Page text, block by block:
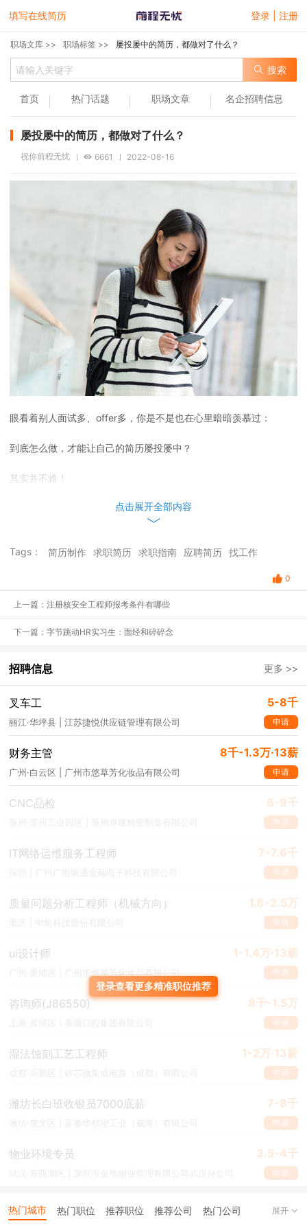
填写在线简历 登录 | 注册
职场文库 >> 职场标签 >> 屡投屡中的简历，都做对了什么？
搜索
首页 热门话题 职场文章 名企招聘信息
屡投屡中的简历，都做对了什么？
祝你前程无忧 6661 2022-08-16
眼看着别人面试多、offer多，你是不是也在心里暗暗羡慕过：
到底怎么做，才能让自己的简历屡投屡中？
其实并不难！
想要顺利通过筛选，得到面试邀约，做好这3点很关键：
很多人写简历容易陷入这样一个误区——生怕别人不知道你会什么。
于是把每段工作经历都写得事无巨细，殊不知你洋洋洒洒三页纸，
HR根本没空细读。
给你的时间也就10秒钟。
这时候如果你的简历过于冗杂繁琐，还没有提炼出关键词，是很容易
所以，写简历千万别只想着多写。
当你确定好投递某类岗位之后，就
可以着重突出自己在这个方向的能力模型，其他无关经历可以简写。
比如你要应聘运营，那你之前干园林设计的工作经历就可以用三五行
简单带过，因为相关度不高，过多篇幅反而容易分散HR注意力，除
而且别忘了在经历描述中设置相关关键词，最好能放在开头，这就相
当于给HR 划重点，方法很简单，用几个字对某类工作进行总结，或
给HR一个邀请你的理由，也就是你有什么能力、能帮对方解决什么
这就像我们递出的第一张名片，那上面有我们最重要、最引以为傲的
亮点，不仅为自己设立了一个与众不同的人设，还勾起了HR的好奇
点击展开全部内容
Tags： 简历制作 求职简历 求职指南 应聘简历 找工作
0
上一篇：注册核安全工程师报考条件有哪些
下一篇：字节跳动HR实习生：面经和碎碎念
招聘信息 更多 >>
叉车工 5-8千
丽江·华坪县 | 江苏捷悦供应链管理有限公司 申请
财务主管 8千-1.3万·13薪
广州·白云区 | 广州市悠草芳化妆品有限公司 申请
CNC品检 6-9千
申请
IT网络运维服务工程师 7-7.6千
申请
质量问题分析工程师（机械方向） 1.6-2.5万
申请
ui设计师 1-1.4万·13薪
广州·黄埔区 | 广州市悠草芳化妆品有限公司 申请
咨询师(J86550) 8千-1.5万
申请
湿法蚀刻工艺工程师 1-2万·13薪
申请
潍坊长白班收银员7000底薪 7-8千
申请
物业环境专员 3.5-4千
申请
登录查看更多精准职位推荐
热门城市 热门职位 推荐职位 推荐公司 热门公司 展开